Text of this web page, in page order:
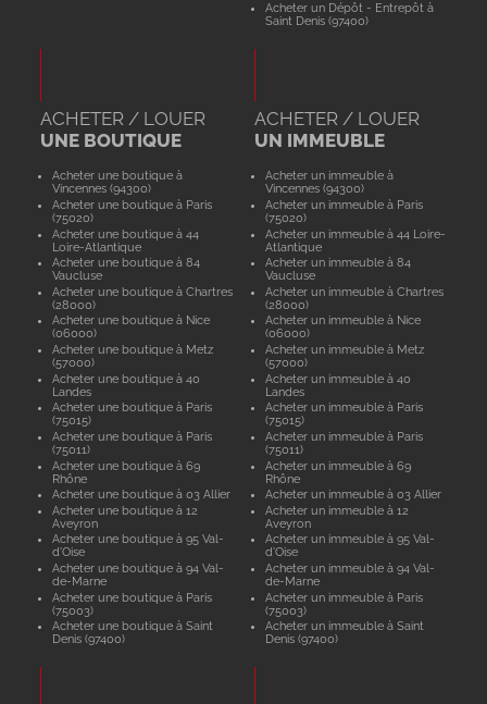
Acheter un Dépôt - Entrepôt à
Saint Denis (97400)
ACHETER / LOUER
UNE BOUTIQUE
Acheter une boutique à
Vincennes (94300)
Acheter une boutique à Paris
(75020)
Acheter une boutique à 44
Loire-Atlantique
Acheter une boutique à 84
Vaucluse
Acheter une boutique à Chartres
(28000)
Acheter une boutique à Nice
(06000)
Acheter une boutique à Metz
(57000)
Acheter une boutique à 40
Landes
Acheter une boutique à Paris
(75015)
Acheter une boutique à Paris
(75011)
Acheter une boutique à 69
Rhône
Acheter une boutique à 03 Allier
Acheter une boutique à 12
Aveyron
Acheter une boutique à 95 Val-
d'Oise
Acheter une boutique à 94 Val-
de-Marne
Acheter une boutique à Paris
(75003)
Acheter une boutique à Saint
Denis (97400)
ACHETER / LOUER
UN IMMEUBLE
Acheter un immeuble à
Vincennes (94300)
Acheter un immeuble à Paris
(75020)
Acheter un immeuble à 44 Loire-
Atlantique
Acheter un immeuble à 84
Vaucluse
Acheter un immeuble à Chartres
(28000)
Acheter un immeuble à Nice
(06000)
Acheter un immeuble à Metz
(57000)
Acheter un immeuble à 40
Landes
Acheter un immeuble à Paris
(75015)
Acheter un immeuble à Paris
(75011)
Acheter un immeuble à 69
Rhône
Acheter un immeuble à 03 Allier
Acheter un immeuble à 12
Aveyron
Acheter un immeuble à 95 Val-
d'Oise
Acheter un immeuble à 94 Val-
de-Marne
Acheter un immeuble à Paris
(75003)
Acheter un immeuble à Saint
Denis (97400)